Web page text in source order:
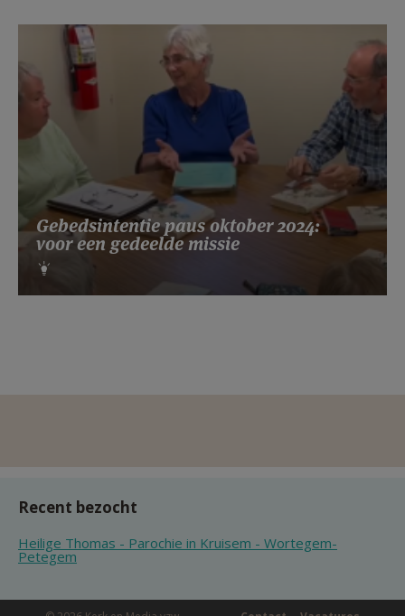
Gebedsintentie paus oktober 2024:
voor een gedeelde missie
Recent bezocht
Heilige Thomas - Parochie in Kruisem - Wortegem-
Petegem